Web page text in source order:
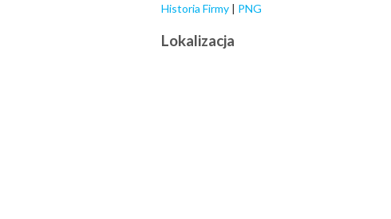
Historia Firmy | PNG
Lokalizacja